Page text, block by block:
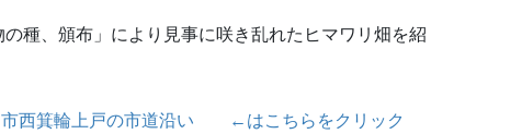
種、頒布」により見事に咲き乱れたヒマワリ畑を紹
西箕輪上戸の市道沿い ←はこちらをクリック